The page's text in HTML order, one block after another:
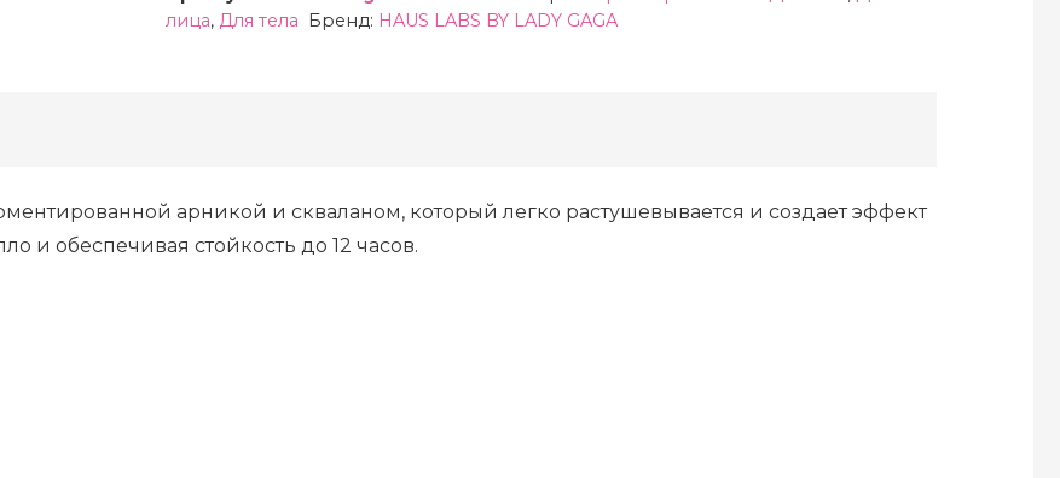
Бронзер
GAGA
Power
лица, Для тела Бренд: HAUS LABS BY LADY GAGA
арникой и скваланом, который легко растушевывается и создает эффект
и обеспечивая стойкость до 12 часов.